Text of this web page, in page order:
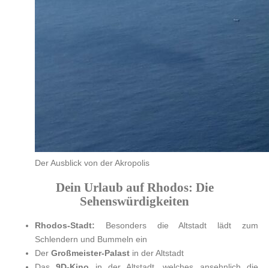
Der Ausblick von der Akropolis
Dein Urlaub auf Rhodos: Die
Sehenswürdigkeiten
Rhodos-Stadt: Besonders die Altstadt lädt zum
Schlendern und Bummeln ein
Der Großmeister-Palast in der Altstadt